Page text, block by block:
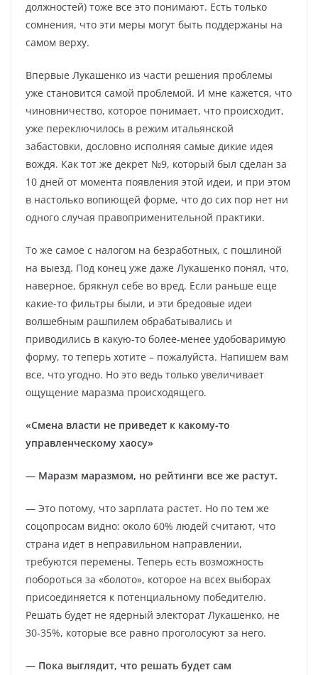
должностей) тоже все это понимают. Есть только
сомнения, что эти меры могут быть поддержаны на
самом верху.
Впервые Лукашенко из части решения проблемы
уже становится самой проблемой. И мне кажется, что
чиновничество, которое понимает, что происходит,
уже переключилось в режим итальянской
забастовки, дословно исполняя самые дикие идея
вождя. Как тот же декрет №9, который был сделан за
10 дней от момента появления этой идеи, и при этом
в настолько вопиющей форме, что до сих пор нет ни
одного случая правоприменительной практики.
То же самое с налогом на безработных, с пошлиной
на выезд. Под конец уже даже Лукашенко понял, что,
наверное, брякнул себе во вред. Если раньше еще
какие-то фильтры были, и эти бредовые идеи
волшебным рашпилем обрабатывались и
приводились в какую-то более-менее удобоваримую
форму, то теперь хотите – пожалуйста. Напишем вам
все, что угодно. Но это ведь только увеличивает
ощущение маразма происходящего.
«Смена власти не приведет к какому-то
управленческому хаосу»
— Маразм маразмом, но рейтинги все же растут.
— Это потому, что зарплата растет. Но по тем же
соцопросам видно: около 60% людей считают, что
страна идет в неправильном направлении,
требуются перемены. Теперь есть возможность
побороться за «болото», которое на всех выборах
присоединяется к потенциальному победителю.
Решать будет не ядерный электорат Лукашенко, не
30-35%, которые все равно проголосуют за него.
— Пока выглядит, что решать будет сам